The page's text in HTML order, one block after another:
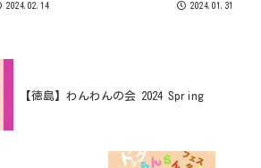
2024.02.14 2024.01.31
【徳島】わんわんの会 2024 Spring